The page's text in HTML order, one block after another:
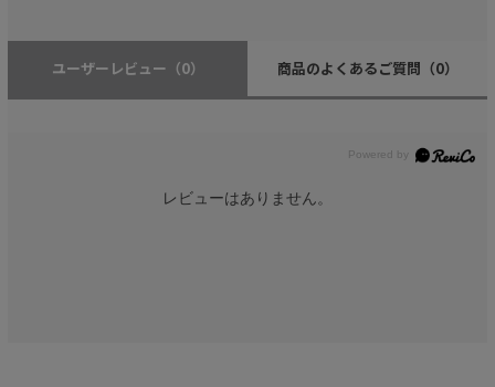
ユーザーレビュー （0） 商品のよくあるご質問 （0）
レビューはありません。